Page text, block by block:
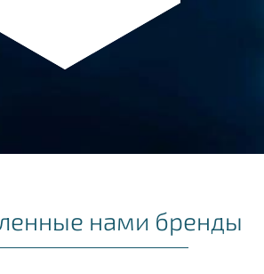
нами бренды